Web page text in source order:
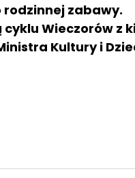
zabawy.
Wieczorów z
Kultury i